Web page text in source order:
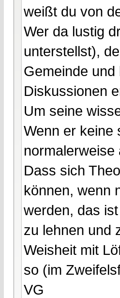
weißt du von
Wer da lustig
unterstellst),
Gemeinde
Diskussionen
Um seine
Wenn er keine
Dass sich
können, wenn
werden, das
zu lehnen und
Weisheit mit
so (im
VG